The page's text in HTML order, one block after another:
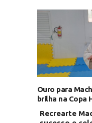
Ouro para
brilha na Copa
Recrearte